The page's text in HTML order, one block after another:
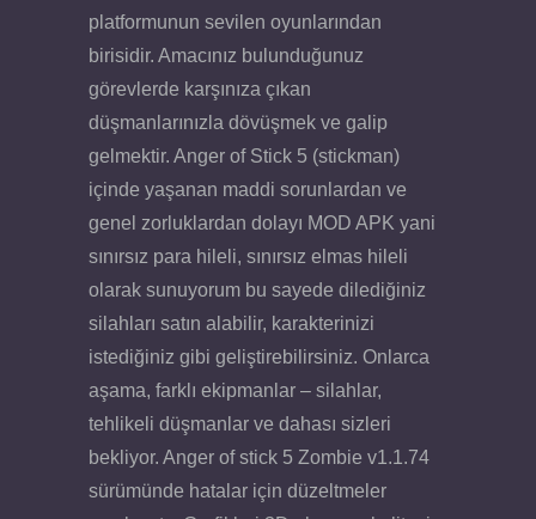
platformunun sevilen oyunlarından
birisidir. Amacınız bulunduğunuz
görevlerde karşınıza çıkan
düşmanlarınızla dövüşmek ve galip
gelmektir. Anger of Stick 5 (stickman)
içinde yaşanan maddi sorunlardan ve
genel zorluklardan dolayı MOD APK yani
sınırsız para hileli, sınırsız elmas hileli
olarak sunuyorum bu sayede dilediğiniz
silahları satın alabilir, karakterinizi
istediğiniz gibi geliştirebilirsiniz. Onlarca
aşama, farklı ekipmanlar – silahlar,
tehlikeli düşmanlar ve dahası sizleri
bekliyor. Anger of stick 5 Zombie v1.1.74
sürümünde hatalar için düzeltmeler